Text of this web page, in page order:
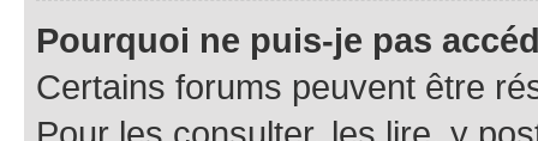
Pourquoi ne puis-je pas
Certains forums peuvent être